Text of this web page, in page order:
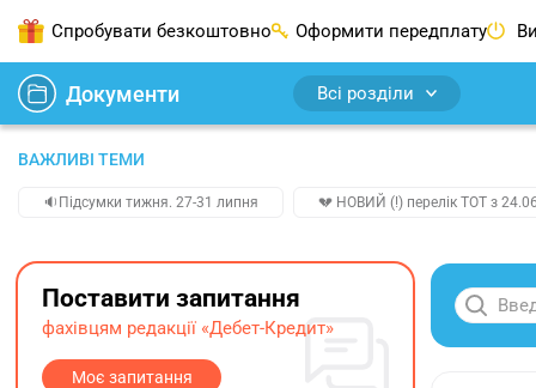
Спробувати безкоштовно Оформити передплату
Документи Всі розділи
ВАЖЛИВІ ТЕМИ
🔉Підсумки тижня. 27-31 липня 💔 НОВИЙ (!) перелік ТОТ з
Поставити запитання
фахівцям редакції «Дебет-Кредит»
Моє запитання